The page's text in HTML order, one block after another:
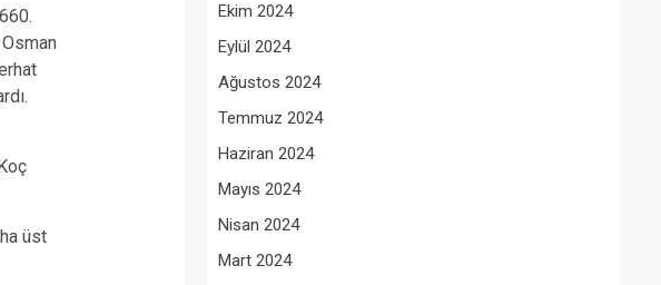
üst
Ekim 2024
Eylül 2024
Ağustos 2024
Temmuz 2024
Haziran 2024
Mayıs 2024
Nisan 2024
Mart 2024